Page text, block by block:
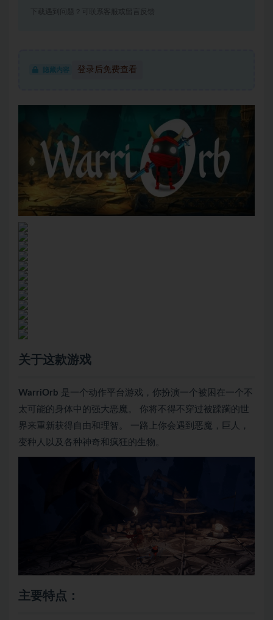
下载遇到问题？可联系客服或留言反馈
隐藏内容 登录后免费查看
关于这款游戏
WarriOrb 是一个动作平台游戏，你扮演一个被困在一个不
太可能的身体中的强大恶魔。 你将不得不穿过被蹂躏的世
界来重新获得自由和理智。 一路上你会遇到恶魔，巨人，
变种人以及各种神奇和疯狂的生物。
主要特点：